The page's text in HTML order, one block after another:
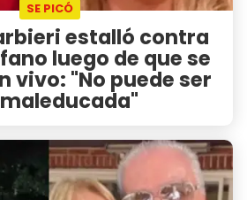
SE PICÓ
estalló contra
luego de que se
vivo: "No puede ser